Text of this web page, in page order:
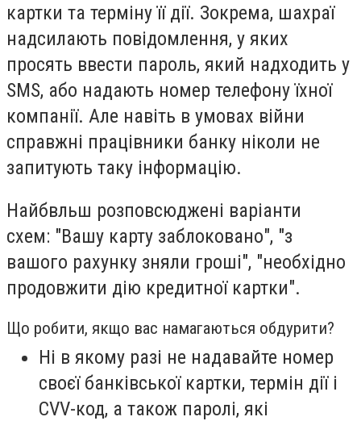
картки та терміну її дії. Зокрема, шахраї
надсилають повідомлення, у яких
просять ввести пароль, який надходить у
SMS, або надають номер телефону їхної
компанії. Але навіть в умовах війни
справжні працівники банку ніколи не
запитують таку інформацію.
Найбвльш розповсюджені варіанти
схем: "Вашу карту заблоковано", "з
вашого рахунку зняли гроші", "необхідно
продовжити дію кредитної картки".
Що робити, якщо вас намагаються обдурити?
Ні в якому разі не надавайте номер
своєї банківської картки, термін дії і
CVV-код, а також паролі, які